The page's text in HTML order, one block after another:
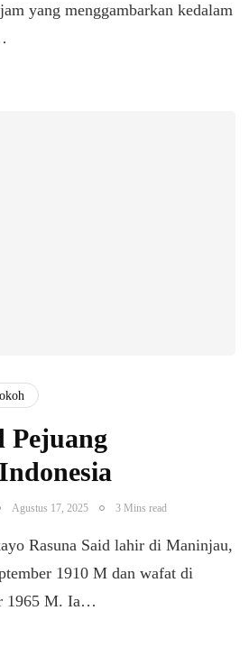
yang menggambarkan kedalam
Pejuang
Agustus 17, 2025 3 Mins read
Rasuna Said lahir di Maninjau,
1910 M dan wafat di
1965 M. Ia…